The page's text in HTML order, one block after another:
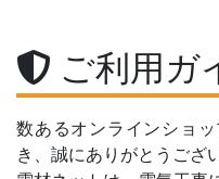
ご利用ガ
数あるオンラインショ
き、誠にありがとうござ